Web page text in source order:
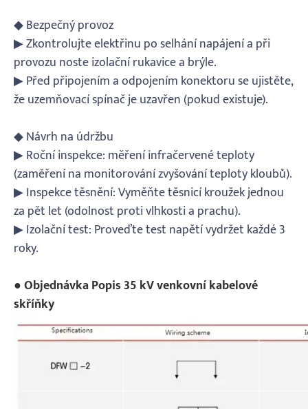
◆ Bezpečný provoz
▶ Zkontrolujte elektřinu po selhání napájení a při
provozu noste izolační rukavice a brýle.
▶ Před připojením a odpojením konektoru se ujistěte,
že uzemňovací spínač je uzavřen (pokud existuje).
◆ Návrh na údržbu
▶ Roční inspekce: měření infračervené teploty
(zaměření na monitorování zvyšování teploty kloubů).
▶ Inspekce těsnění: Vyměňte těsnicí kroužek jednou
za pět let (odolnost proti vlhkosti a prachu).
▶ Izolační test: Proveďte test napětí vydržet každé 3
roky.
● Objednávka Popis 35 kV venkovní kabelové
skříňky